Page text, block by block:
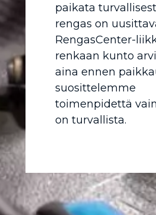
paikata
rengas on
RengasCenter-
renkaan kunto
aina ennen
suosittelemme
toimenpidettä
on turvallista.